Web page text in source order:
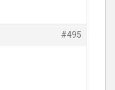
#495